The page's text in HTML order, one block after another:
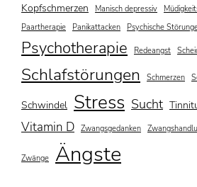
Kopfschmerzen Manisch depressiv
Paartherapie
Panikattacken Psychische
Psychotherapie Redeangst
Schlafstörungen Schmerzen
Schwindel Stress Sucht
Vitamin D Zwangsgedanken
Zwänge Ängste